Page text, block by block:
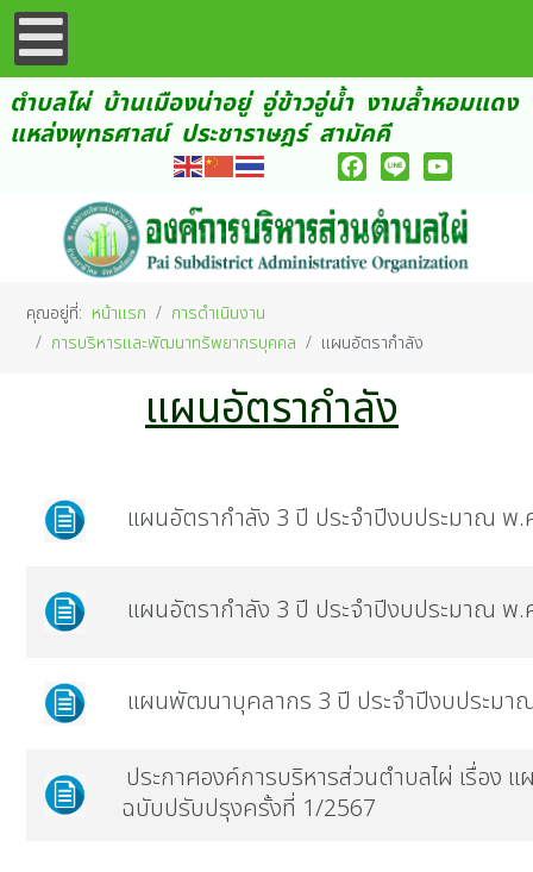
ตำบลไผ่ บ้านเมืองน่าอยู่ อู่ข้าวอู่น้ำ งามล้ำหอมแดง
แหล่งพุทธศาสน์ ประชาราษฎร์ สามัคคี
คุณอยู่ที่: หน้าแรก
การดำเนินงาน
การบริหารและพัฒนาทรัพยากรบุคคล
แผนอัตรากำลัง
แผนอัตรากำลัง
แผนอัตรากำลัง 3 ปี ประจำปีงบประมาณ
แผนอัตรากำลัง 3 ปี ประจำปีงบประมาณ
แผนพัฒนาบุคลากร 3 ปี ประจำปีงบประม
ประกาศองค์การบริหารส่วนตำบลไผ่ เรื่อง
ฉบับปรับปรุงครั้งที่ 1/2567